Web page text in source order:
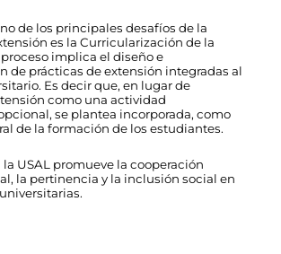
de los principales desafíos de la
es la Curricularización de la
implica el diseño e
de prácticas de extensión integradas al
Es decir que, en lugar de
como una actividad
se plantea incorporada, como
de la formación de los estudiantes.
la USAL promueve la cooperación
la pertinencia y la inclusión social en